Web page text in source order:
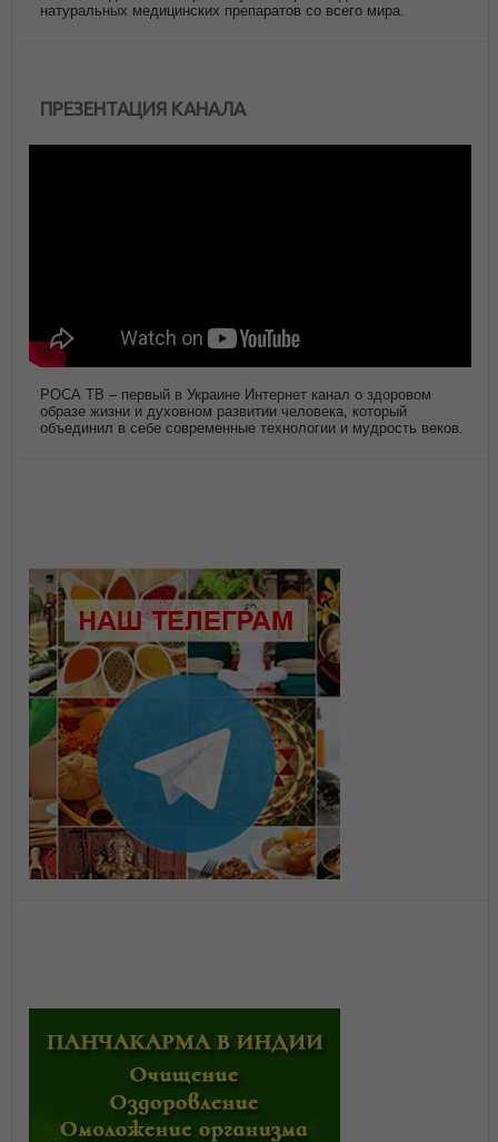
натуральных медицинских препаратов со всего мира.
ПРЕЗЕНТАЦИЯ КАНАЛА
РОСА ТВ – первый в Украине Интернет канал о здоровом
образе жизни и духовном развитии человека, который
объединил в себе современные технологии и мудрость веков.